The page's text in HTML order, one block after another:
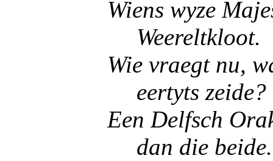
Wiens wyze
Weereltkloot.
Wie vraegt nu,
eertyts zeide?
Een Delfsch
dan die beide.